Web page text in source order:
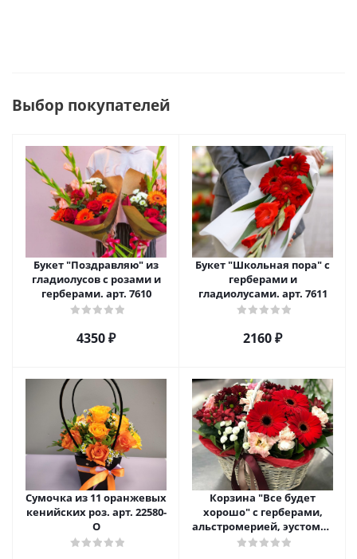
Выбор покупателей
Букет "Поздравляю" из
гладиолусов с розами и
герберами. арт. 7610
4350 ₽
Букет "Школьная пора" с
герберами и
гладиолусами. арт. 7611
2160 ₽
Сумочка из 11 оранжевых
кенийских роз. арт. 22580-
О
Корзина "Все будет
хорошо" с герберами,
альстромерией, эустомой
и хризантемой арт. 22461